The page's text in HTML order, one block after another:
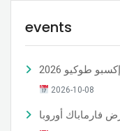
events
2026-10-08